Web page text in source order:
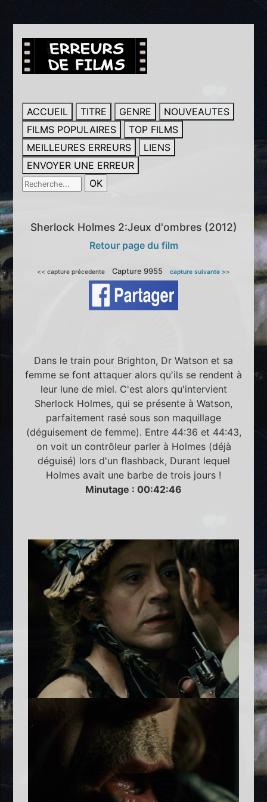
ACCUEIL TITRE GENRE
NOUVEAUTES
FILMS POPULAIRES
TOP FILMS
MEILLEURES ERREURS
LIENS
ENVOYER UNE ERREUR
Sherlock Holmes 2:Jeux d'ombres (2012)
Retour page du film
<< capture précedente Capture 9955 capture suivante >>
Dans le train pour Brighton, Dr Watson et sa
femme se font attaquer alors qu'ils se rendent à
leur lune de miel. C'est alors qu'intervient
Sherlock Holmes, qui se présente à Watson,
parfaitement rasé sous son maquillage
(déguisement de femme). Entre 44:36 et 44:43,
on voit un contrôleur parler à Holmes (déjà
déguisé) lors d'un flashback, Durant lequel
Holmes avait une barbe de trois jours !
Minutage : 00:42:46